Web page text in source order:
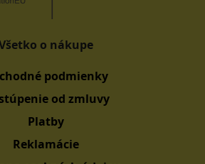
o nákupe
podmienky
od zmluvy
Platby
Reklamácie